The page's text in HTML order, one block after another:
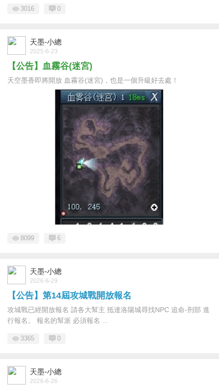
3016 0
天墨-小總
2025-6-23
【公告】血霧谷(迷宮)
天空墨香即將開放 血霧谷(迷宮)，也是一個升級好去處！
8099 6
天墨-小總
2026-6-29
【公告】第14屆攻城戰開放報名
攻城戰已經開放報名 請各大幫主 抵達洛陽城尋找NPC 追命-刑部 進
行報名。 報名的幫派 必須報名 ...
3365 0
天墨-小總
2026-6-26